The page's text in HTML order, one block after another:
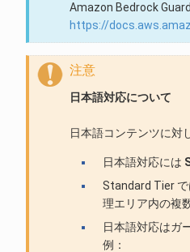
Amazon Bedrock
https://
注意
日本語対応について
日本語コンテンツに対
日本語対応には
Standard Tier
理エリア内の複
日本語対応はガ
例：